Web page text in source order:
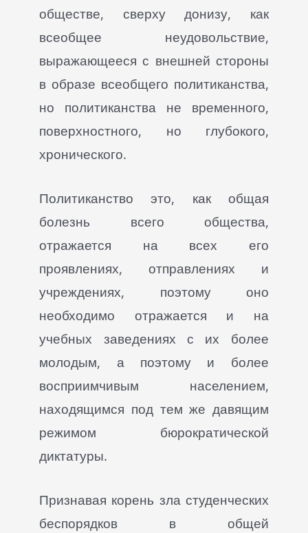
обществе, сверху донизу, как
всеобщее неудовольствие,
выражающееся с внешней стороны
в образе всеобщего политиканства,
но политиканства не временного,
поверхностного, но глубокого,
хронического.
Политиканство это, как общая
болезнь всего общества,
отражается на всех его
проявлениях, отправлениях и
учреждениях, поэтому оно
необходимо отражается и на
учебных заведениях с их более
молодым, а поэтому и более
восприимчивым населением,
находящимся под тем же давящим
режимом бюрократической
диктатуры.
Признавая корень зла студенческих
беспорядков в общей